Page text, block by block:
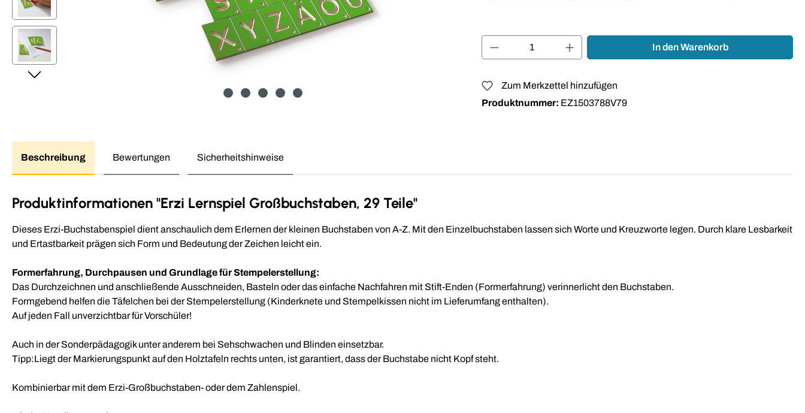
Produkt Anzahl: Gib den gewünschten Wert ein
In den Warenkorb
Zum Merkzettel hinzufügen
Produktnummer: EZ1503788V79
Beschreibung Bewertungen Sicherheitshinweise
Produktinformationen "Erzi Lernspiel Großbuchstaben, 29 Teile"
Dieses Erzi-Buchstabenspiel dient anschaulich dem Erlernen der kleinen Buchstaben von A-Z. Mit den Einzelbuchstaben lassen sich Worte und Kreuzworte legen. Durch klare Lesbarkeit
und Ertastbarkeit prägen sich Form und Bedeutung der Zeichen leicht ein.
Formerfahrung, Durchpausen und Grundlage für Stempelerstellung:
Das Durchzeichnen und anschließende Ausschneiden, Basteln oder das einfache Nachfahren mit Stift-Enden (Formerfahrung) verinnerlicht den Buchstaben.
Formgebend helfen die Täfelchen bei der Stempelerstellung (Kinderknete und Stempelkissen nicht im Lieferumfang enthalten).
Auf jeden Fall unverzichtbar für Vorschüler!
Auch in der Sonderpädagogik unter anderem bei Sehschwachen und Blinden einsetzbar.
Tipp:Liegt der Markierungspunkt auf den Holztafeln rechts unten, ist garantiert, dass der Buchstabe nicht Kopf steht.
Kombinierbar mit dem Erzi-Großbuchstaben- oder dem Zahlenspiel.